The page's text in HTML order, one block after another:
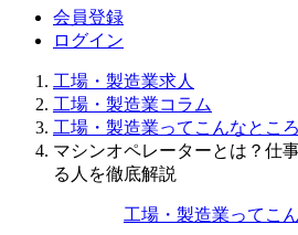
会員登録
ログイン
工場・製造業求人
工場・製造業コラム
工場・製造業ってこんなところ
マシンオペレーターとは？仕
る人を徹底解説
工場・製造業ってこ